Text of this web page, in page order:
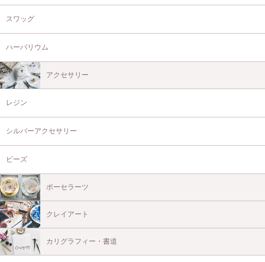
スワッグ
ハーバリウム
アクセサリー
レジン
シルバーアクセサリー
ビーズ
ポーセラーツ
クレイアート
カリグラフィー・書道